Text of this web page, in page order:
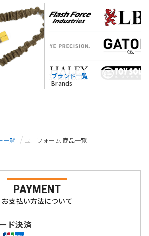
ブランド一覧
Brands
一覧 ユニフォーム 商品一覧
PAYMENT
お支払い方法について
ド決済